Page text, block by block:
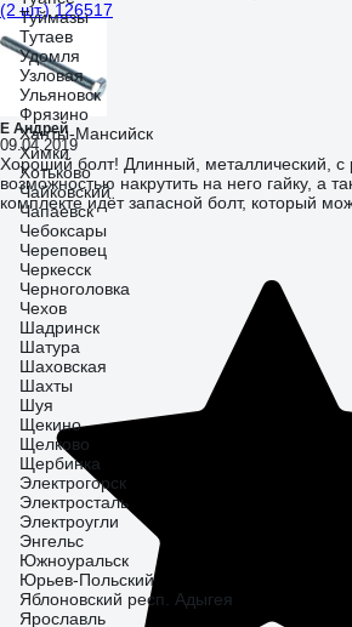
(2 шт.) 126517
Е Андрей
09.04.2019
Хороший болт! Длинный, металлический, с
возможностью накрутить на него гайку, а
комплекте идёт запасной болт, который
нибудь или на кого-нибудь! ))
Туймазы
Тутаев
Удомля
Узловая
Ульяновск
Фрязино
Ханты-Мансийск
Химки
Хотьково
Чайковский
Чапаевск
Чебоксары
Череповец
Черкесск
Черноголовка
Чехов
Шадринск
Шатура
Шаховская
Шахты
Шуя
Щекино
Щелково
Щербинка
Электрогорск
Электросталь
Электроугли
Энгельс
Южноуральск
Юрьев-Польский
Яблоновский респ. Адыгея
Ярославль